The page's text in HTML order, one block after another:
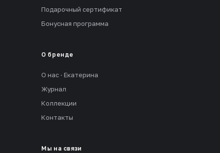
Подарочный сертификат
Бонусная программа
О бренде
О нас · Екатерина
Журнал
Коллекции
Контакты
Мы на связи